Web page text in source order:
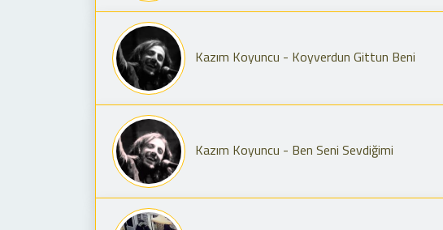
Kazım Koyuncu - Koyverdun Gittun Beni
Kazım Koyuncu - Ben Seni Sevdiğimi